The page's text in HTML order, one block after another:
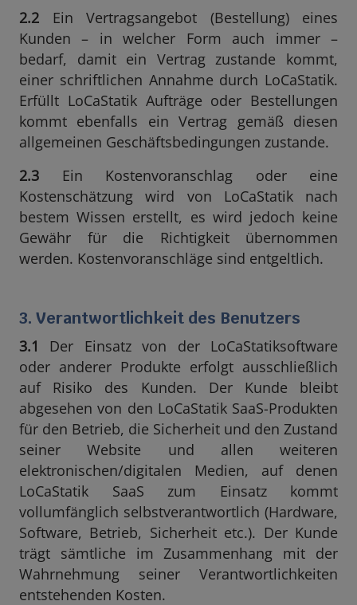
2.2 Ein Vertragsangebot (Bestellung) eines
Kunden – in welcher Form auch immer –
bedarf, damit ein Vertrag zustande kommt,
einer schriftlichen Annahme durch LoCaStatik.
Erfüllt LoCaStatik Aufträge oder Bestellungen
kommt ebenfalls ein Vertrag gemäß diesen
allgemeinen Geschäftsbedingungen zustande.
2.3 Ein Kostenvoranschlag oder eine
Kostenschätzung wird von LoCaStatik nach
bestem Wissen erstellt, es wird jedoch keine
Gewähr für die Richtigkeit übernommen
werden. Kostenvoranschläge sind entgeltlich.
3. Verantwortlichkeit des Benutzers
3.1
Der Einsatz von der LoCaStatiksoftware
oder anderer Produkte erfolgt ausschließlich
auf Risiko des Kunden. Der Kunde bleibt
abgesehen von den LoCaStatik SaaS-Produkten
für den Betrieb, die Sicherheit und den Zustand
seiner Website und allen weiteren
elektronischen/digitalen Medien, auf denen
LoCaStatik SaaS zum Einsatz kommt
vollumfänglich selbstverantwortlich (Hardware,
Software, Betrieb, Sicherheit etc.). Der Kunde
trägt sämtliche im Zusammenhang mit der
Wahrnehmung seiner Verantwortlichkeiten
entstehenden Kosten.